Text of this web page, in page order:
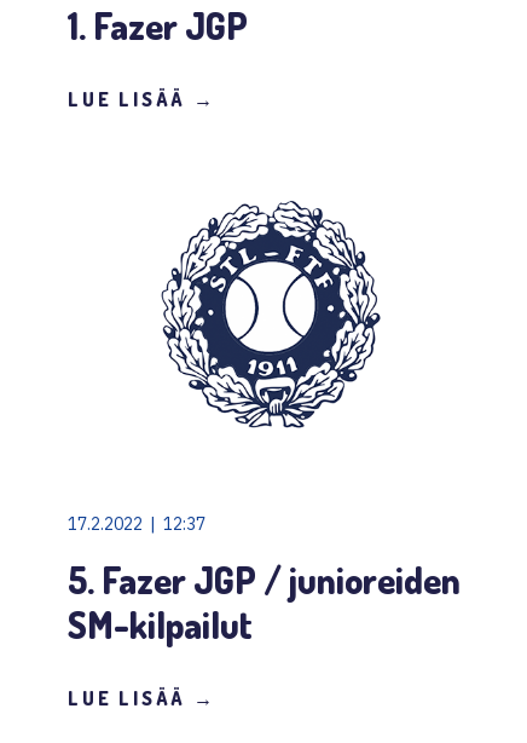
1. Fazer JGP
LUE LISÄÄ →
17.2.2022 | 12:37
5. Fazer JGP / junioreiden
SM-kilpailut
LUE LISÄÄ →